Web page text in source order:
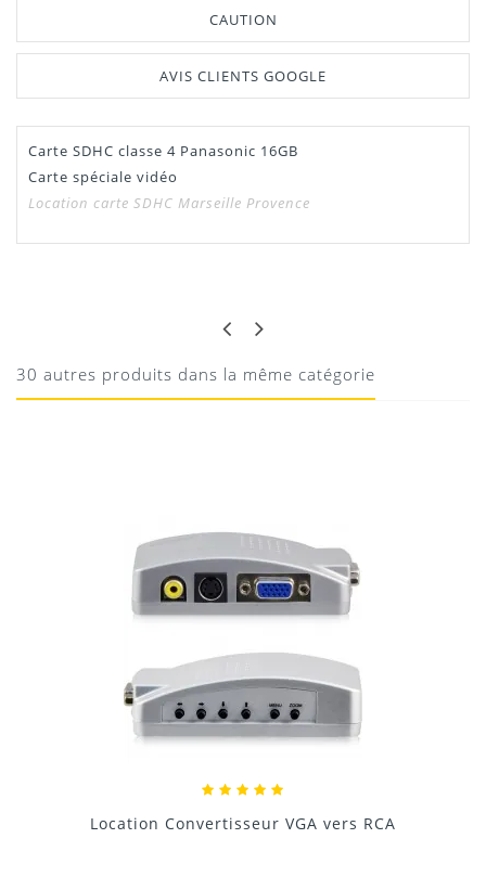
CAUTION
AVIS CLIENTS GOOGLE
Manuel /
Notice
Télécharger Dans L'onglet
"Télécharger"
Carte SDHC classe 4 Panasonic 16GB
Carte spéciale vidéo
Location carte SDHC Marseille Provence
10/08/2020
30 autres produits dans la même catégorie
Convertisseur VGA vers RCA